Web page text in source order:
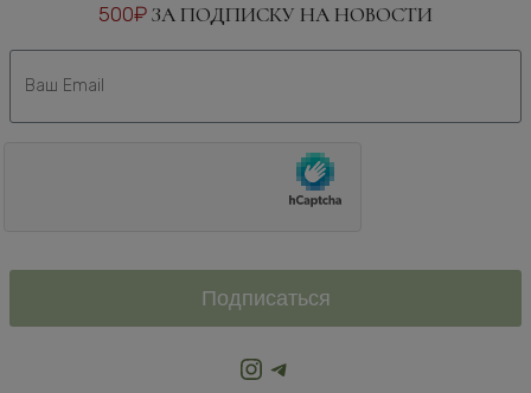
500₽ ЗА ПОДПИСКУ НА НОВОСТИ
Подписаться
Instagram
Telegram